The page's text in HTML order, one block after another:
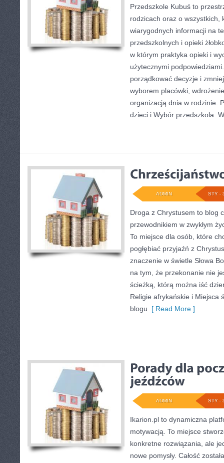
Przedszkole Kubuś to
rodzicach oraz o wszystkich,
wiarygodnych informacji na
przedszkolnych i opieki
w którym praktyka opieki i
użytecznymi
porządkować decyzje i
wyborem placówki,
organizacją dnia w rodzinie.
dzieci i Wybór przedszkola.
STY -
ADMIN
Droga z Chrystusem to blog
przewodnikiem w zwykłym
To miejsce dla osób, które
pogłębiać przyjaźń z
znaczenie w świetle Słowa
na tym, że przekonanie nie
ścieżką, którą można iść
Religie afrykańskie i Miejsca
blogu [ Read More ]
STY -
ADMIN
Ikarion.pl to dynamiczna
motywacją. To miejsce
konkretne rozwiązania, ale
nowe pomysły. Całość